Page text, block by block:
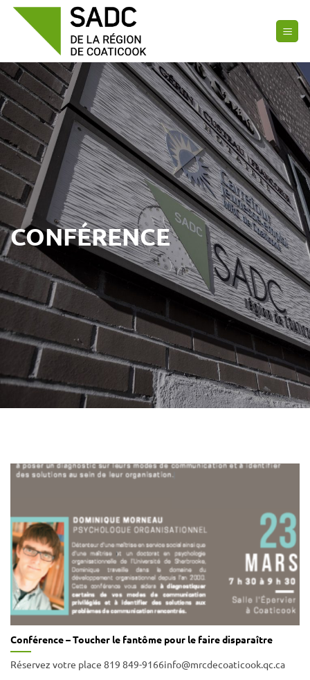
Passer
CONFÉRENCE
Conférence – Toucher le fantôme pour le faire disparaître
Réservez votre place 819 849-9166info@mrcdecoaticook.qc.ca